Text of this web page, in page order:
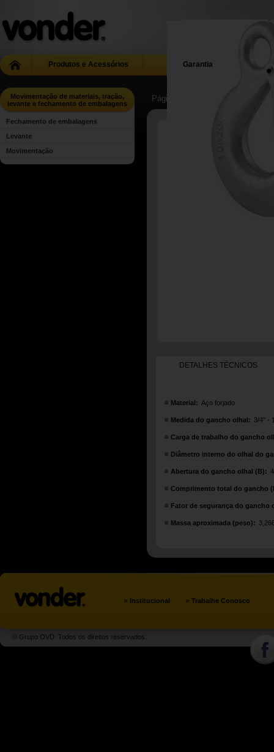
Produtos e Acessórios Garantia
Movimentação de materiais, tração,
levante e fechamento de embalagens
Fechamento de embalagens
Levante
Movimentação
Página Inicial
DETALHES TÉCNICOS
Material: Aço forjado
Medida do gancho olhal: 3/4" -
Carga de trabalho do gancho
Diâmetro interno do olhal do
Abertura do gancho olhal (B):
Comprimento total do gancho
Fator de segurança do gancho
Massa aproximada (peso):
» Institucional » Trabalhe Conosco
© Grupo OVD. Todos os direitos reservados.